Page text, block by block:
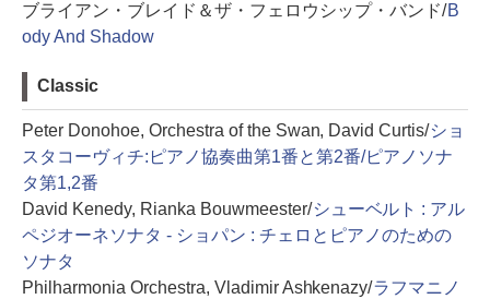
ブライアン・ブレイド＆ザ・フェロウシップ・バンド/B
ody And Shadow
Classic
Peter Donohoe, Orchestra of the Swan, David Curtis/ショ
スタコーヴィチ:ピアノ協奏曲第1番と第2番/ピアノソナ
タ第1,2番
David Kenedy, Rianka Bouwmeester/シューベルト : アル
ペジオーネソナタ ‐ ショパン : チェロとピアノのための
ソナタ
Philharmonia Orchestra, Vladimir Ashkenazy/ラフマニノ